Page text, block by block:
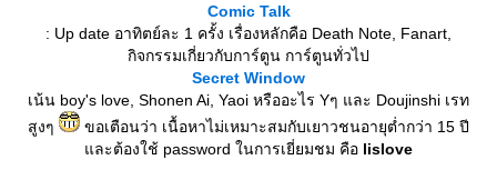
Comic Talk
: Up date อาทิตย์ละ 1 ครั้ง เรื่องหลักคือ Death Note, Fanart,
กิจกรรมเกี่ยวกับการ์ตูน การ์ตูนทั่วไป
Secret Window
เน้น boy's love, Shonen Ai, Yaoi หรืออะไร Yๆ และ Doujinshi เรท
สูงๆ
ขอเตือนว่า เนื้อหาไม่เหมาะสมกับเยาวชนอายุต่ำกว่า 15 ปี
ละต้องใช้ password ในการเยี่ยมชม คือ lislove